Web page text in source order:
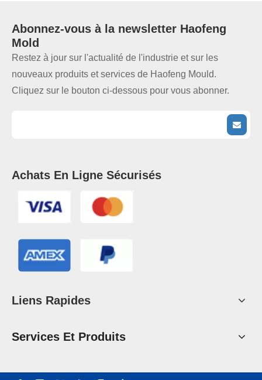
Abonnez-vous à la newsletter Haofeng
Mold
Restez à jour sur l'actualité de l'industrie et sur les
nouveaux produits et services de Haofeng Mould.
Cliquez sur le bouton ci-dessous pour vous abonner.
Achats En Ligne Sécurisés
Liens Rapides
Services Et Produits